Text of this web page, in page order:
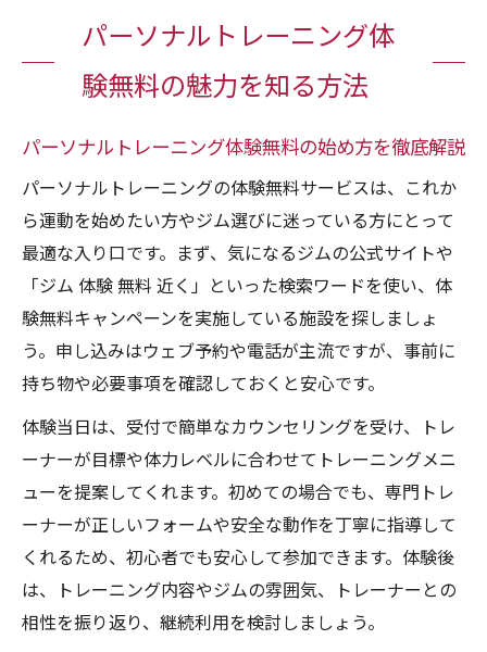
パーソナルトレーニング体験無料の流れと
準備
体験無料でパーソナルトレーニング初心者
も安心
お金をかけずに始めたい人に初回無料トレ
最適
無料体験で気軽に運動習慣を身につけたい
方へ
ジム無料体験を重視する慎重派におすすめ
な理由
パーソナルトレーニング体験無料で失敗し
ない条件
無料体験を賢く活用するためのポイント
パーソナルトレーニング体験無料の持ち物
ガイド
ジム無料キャンペーンを最大限活かす方法
無料体験の流れと質問すべきポイント
パーソナルトレーニング体
験無料の魅力を知る方法
パーソナルトレーニング体験無料の始め方を徹底解説
パーソナルトレーニングの体験無料サービスは、これか
ら運動を始めたい方やジム選びに迷っている方にとって
最適な入り口です。まず、気になるジムの公式サイトや
「ジム 体験 無料 近く」といった検索ワードを使い、体
験無料キャンペーンを実施している施設を探しましょ
う。申し込みはウェブ予約や電話が主流ですが、事前に
持ち物や必要事項を確認しておくと安心です。
体験当日は、受付で簡単なカウンセリングを受け、トレ
ーナーが目標や体力レベルに合わせてトレーニングメニ
ューを提案してくれます。初めての場合でも、専門トレ
ーナーが正しいフォームや安全な動作を丁寧に指導して
くれるため、初心者でも安心して参加できます。体験後
は、トレーニング内容やジムの雰囲気、トレーナーとの
相性を振り返り、継続利用を検討しましょう。